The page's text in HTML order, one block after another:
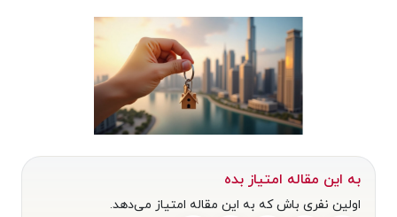
به این مقاله امتیاز بده
اولین نفری باش که به این مقاله امتیاز می‌دهد.